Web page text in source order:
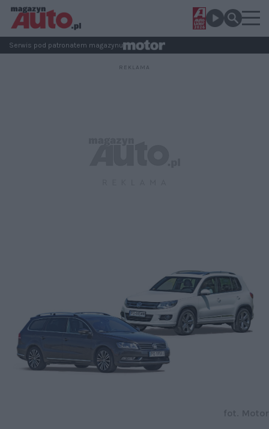
Serwis pod patronatem magazynu